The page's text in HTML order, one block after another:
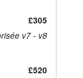
£305
v7 - v8
£520